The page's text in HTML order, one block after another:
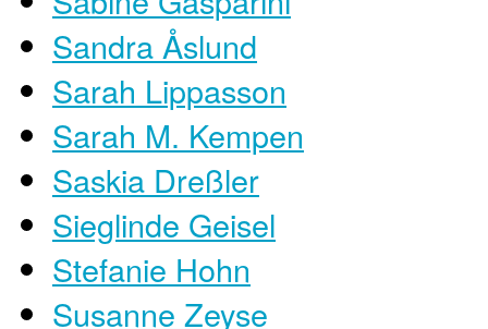
Sandra Åslund
Sarah Lippasson
Sarah M. Kempen
Saskia Dreßler
Sieglinde Geisel
Stefanie Hohn
Susanne Zeyse